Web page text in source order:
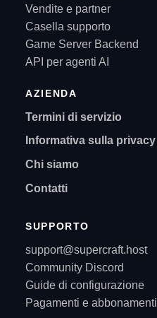
Vendite e partner
Casella supporto
Game Server Backend
API per agenti AI
AZIENDA
Termini di servizio
Informativa sulla privacy
Chi siamo
Contatti
SUPPORTO
support@supercraft.host
Community Discord
Guide di configurazione
Pagamenti e abbonamenti